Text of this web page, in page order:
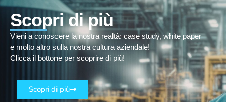
Scopri di più
Vieni a conoscere la nostra realtà: case study, white paper
e molto altro sulla nostra cultura aziendale!
Clicca il bottone per scoprire di più!
Scopri di più